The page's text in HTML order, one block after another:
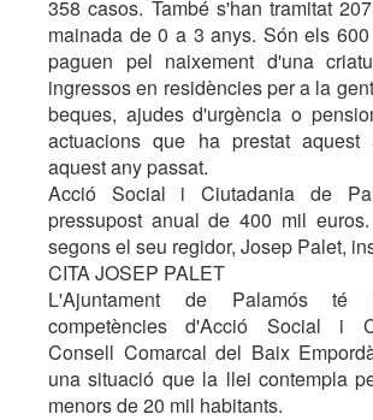
358 casos. També s'han tramitat
mainada de 0 a 3 anys. Són els
paguen pel naixement d'una
ingressos en residències per a la
beques, ajudes d'urgència o
actuacions que ha prestat aquest
aquest any passat.
Acció Social i Ciutadania de
pressupost anual de 400 mil
segons el seu regidor, Josep Palet,
CITA JOSEP PALET
L'Ajuntament de Palamós té
competències d'Acció Social i
Consell Comarcal del Baix
una situació que la llei contempla
menors de 20 mil habitants.